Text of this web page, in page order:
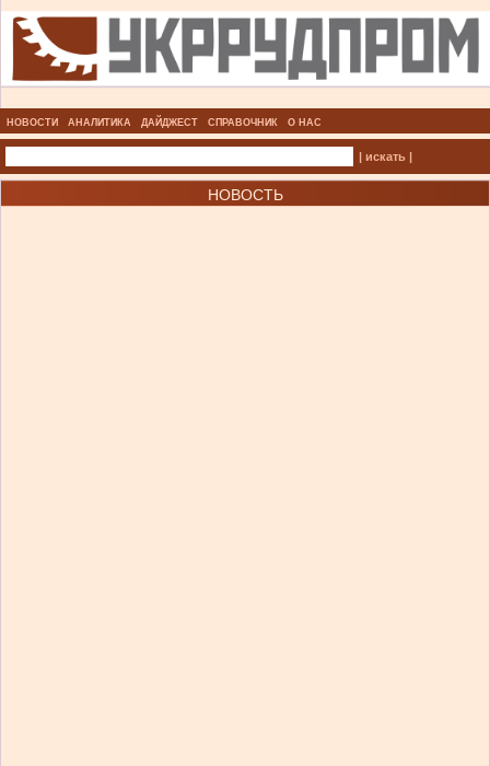
НОВОСТИ АНАЛИТИКА ДАЙДЖЕСТ СПРАВОЧНИК О НАС
| искать |
НОВОСТЬ